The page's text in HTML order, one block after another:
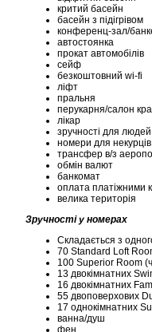
критий басейн
басейн з підігрівом
конференц-зал/
автостоянка
прокат автомобілів
сейф
безкоштовний wi-fi
ліфт
пральня
перукарня/салон
лікар
зручності для людей
номери для некурців
трансфер в/з
обмін валют
банкомат
оплата платіжними
велика територія
Зручності у номерах
Складається з
70 Standard Loft
100 Superior Room
13 двокімнатних
16 двокімнатних
55 двоповерхових
17 однокімнатних
ванна/душ
фен